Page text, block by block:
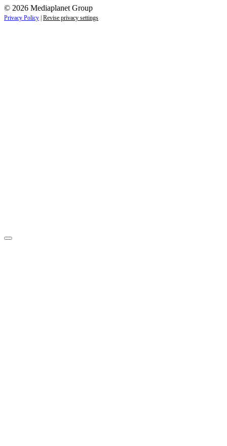
© 2026 Mediaplanet Group
Privacy Policy Revise privacy settings